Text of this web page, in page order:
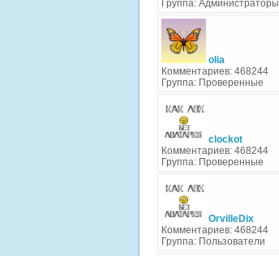
Группа: Администраторы
olia
Комментариев: 468244
Группа: Проверенные
clockot
Комментариев: 468244
Группа: Проверенные
OrvilleDix
Комментариев: 468244
Группа: Пользователи